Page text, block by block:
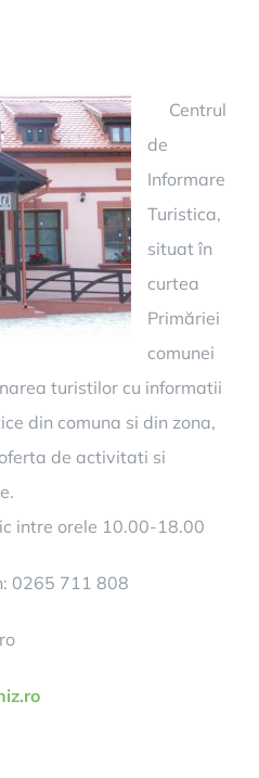
Centrul
de
Informare
Turistica,
situat în
curtea
Primăriei
comunei
turistilor cu informatii
din comuna si din zona,
de activitati si
intre orele 10.00-18.00
0265 711 808